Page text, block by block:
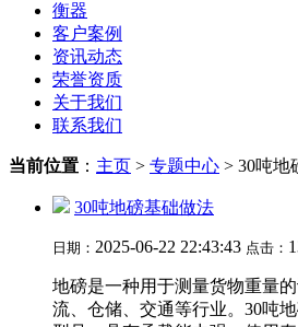
衡器
客户案例
资讯动态
荣誉资质
关于我们
联系我们
当前位置 ： 主页 > 专题中心 > 30吨地
30吨地磅基础做法
日期： 2025-06-22 22:43:43 点击：
地磅是一种用于测量货物重量
流、仓储、交通等行业。30吨